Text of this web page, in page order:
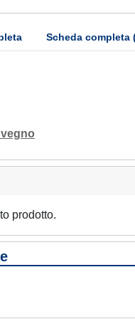
Scheda completa
prodotto.